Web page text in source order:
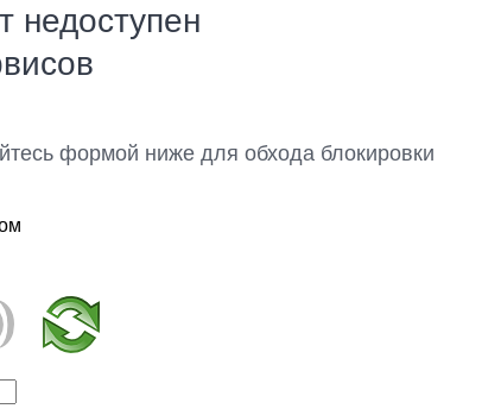
недоступен
формой ниже для обхода блокировки